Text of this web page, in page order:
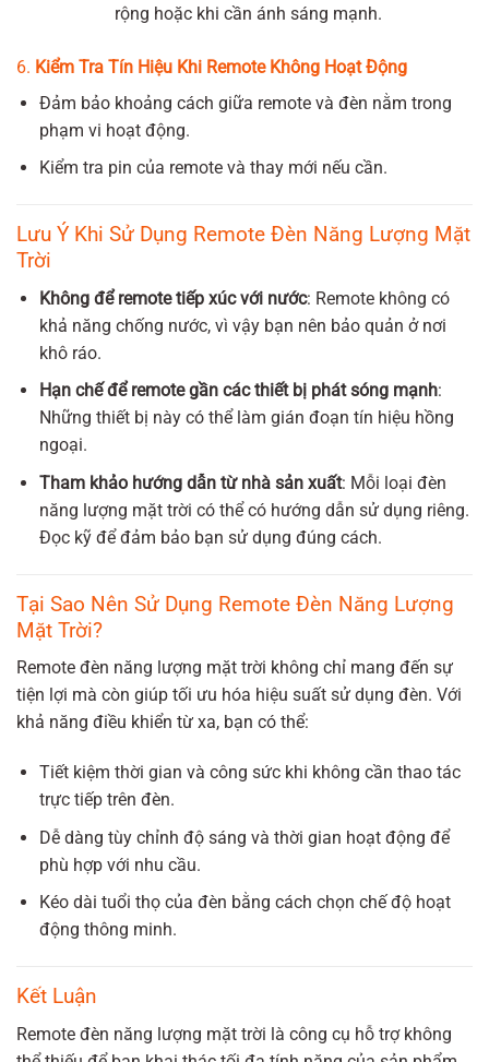
rộng hoặc khi cần ánh sáng mạnh.
6. Kiểm Tra Tín Hiệu Khi Remote Không Hoạt Động
Đảm bảo khoảng cách giữa remote và đèn nằm trong
phạm vi hoạt động.
Kiểm tra pin của remote và thay mới nếu cần.
Lưu Ý Khi Sử Dụng Remote Đèn Năng Lượng Mặt
Trời
Không để remote tiếp xúc với nước: Remote không có
khả năng chống nước, vì vậy bạn nên bảo quản ở nơi
khô ráo.
Hạn chế để remote gần các thiết bị phát sóng mạnh:
Những thiết bị này có thể làm gián đoạn tín hiệu hồng
ngoại.
Tham khảo hướng dẫn từ nhà sản xuất: Mỗi loại đèn
năng lượng mặt trời có thể có hướng dẫn sử dụng riêng.
Đọc kỹ để đảm bảo bạn sử dụng đúng cách.
Tại Sao Nên Sử Dụng Remote Đèn Năng Lượng
Mặt Trời?
Remote đèn năng lượng mặt trời không chỉ mang đến sự
tiện lợi mà còn giúp tối ưu hóa hiệu suất sử dụng đèn. Với
khả năng điều khiển từ xa, bạn có thể:
Tiết kiệm thời gian và công sức khi không cần thao tác
trực tiếp trên đèn.
Dễ dàng tùy chỉnh độ sáng và thời gian hoạt động để
phù hợp với nhu cầu.
Kéo dài tuổi thọ của đèn bằng cách chọn chế độ hoạt
động thông minh.
Kết Luận
Remote đèn năng lượng mặt trời là công cụ hỗ trợ không